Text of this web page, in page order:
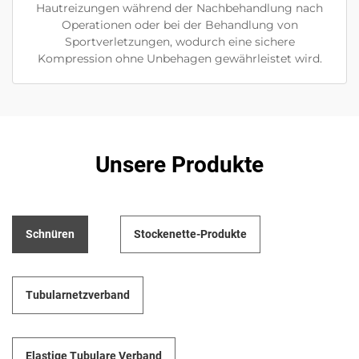
Hautreizungen während der Nachbehandlung nach
Operationen oder bei der Behandlung von
Sportverletzungen, wodurch eine sichere
Kompression ohne Unbehagen gewährleistet wird.
Unsere Produkte
Schnüren Stockenette-Produkte
Tubularnetzverband
Elastige Tubulare Verband